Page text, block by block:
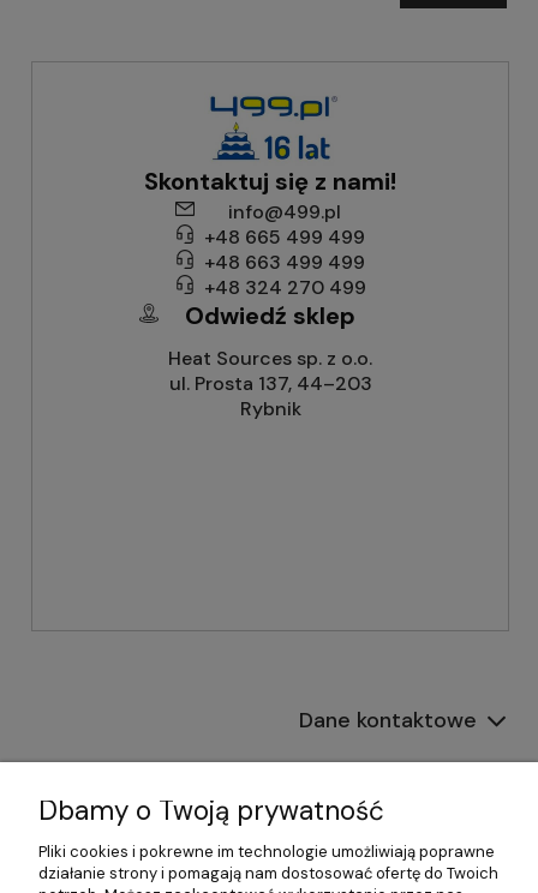
Skontaktuj się z nami!
info@499.pl
+48 665 499 499
+48 663 499 499
+48 324 270 499
Odwiedź sklep
Heat Sources sp. z o.o.
ul. Prosta 137, 44–203
Rybnik
Dane kontaktowe
Płatności i dostawa
Pomoc
Dbamy o Twoją prywatność
Pliki cookies i pokrewne im technologie umożliwiają poprawne
działanie strony i pomagają nam dostosować ofertę do Twoich